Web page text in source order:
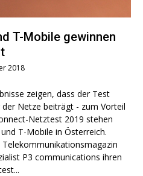
T-Mobile gewinnen
2018
zeigen, dass der Test
Netze beiträgt - zum Vorteil
T-Mobile in Österreich.
P3 communications ihren